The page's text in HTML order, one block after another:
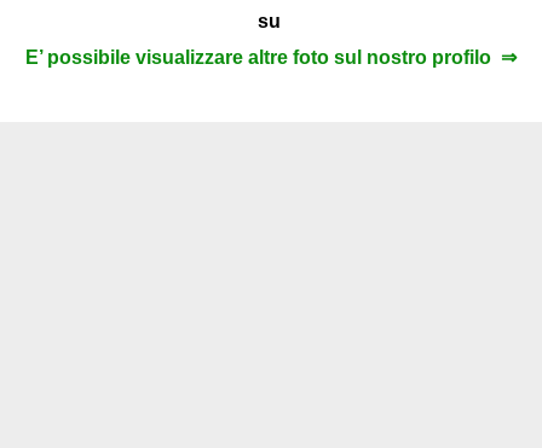
su
E’ possibile visualizzare altre foto sul nostro profilo ⇒